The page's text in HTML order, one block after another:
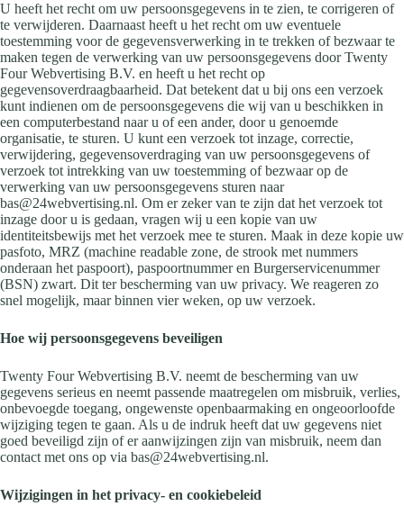
U heeft het recht om uw persoonsgegevens in te zien, te corrigeren of
te verwijderen. Daarnaast heeft u het recht om uw eventuele
toestemming voor de gegevensverwerking in te trekken of bezwaar te
maken tegen de verwerking van uw persoonsgegevens door Twenty
Four Webvertising B.V. en heeft u het recht op
gegevensoverdraagbaarheid. Dat betekent dat u bij ons een verzoek
kunt indienen om de persoonsgegevens die wij van u beschikken in
een computerbestand naar u of een ander, door u genoemde
organisatie, te sturen. U kunt een verzoek tot inzage, correctie,
verwijdering, gegevensoverdraging van uw persoonsgegevens of
verzoek tot intrekking van uw toestemming of bezwaar op de
verwerking van uw persoonsgegevens sturen naar
bas@24webvertising.nl. Om er zeker van te zijn dat het verzoek tot
inzage door u is gedaan, vragen wij u een kopie van uw
identiteitsbewijs met het verzoek mee te sturen. Maak in deze kopie uw
pasfoto, MRZ (machine readable zone, de strook met nummers
onderaan het paspoort), paspoortnummer en Burgerservicenummer
(BSN) zwart. Dit ter bescherming van uw privacy. We reageren zo
snel mogelijk, maar binnen vier weken, op uw verzoek.
Hoe wij persoonsgegevens beveiligen
Twenty Four Webvertising B.V. neemt de bescherming van uw
gegevens serieus en neemt passende maatregelen om misbruik, verlies,
onbevoegde toegang, ongewenste openbaarmaking en ongeoorloofde
wijziging tegen te gaan. Als u de indruk heeft dat uw gegevens niet
goed beveiligd zijn of er aanwijzingen zijn van misbruik, neem dan
contact met ons op via bas@24webvertising.nl.
Wijzigingen in het privacy- en cookiebeleid